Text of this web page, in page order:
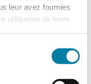
leur avez fournies
utilisation de leurs
Détails